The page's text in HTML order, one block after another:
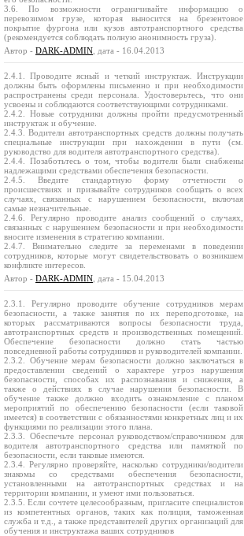
3.6. По возможности ограничивайте информацию о
перевозимом грузе, которая выносится на брезентовое
покрытие фургона или кузов автотранспортного средства
(рекомендуется соблюдать полную анонимность груза).
Автор - DARK-ADMIN , дата - 16.04.2013
2.4.1. Проводите ясный и четкий инструктаж. Инструкции
должны быть оформлены письменно и при необходимости
распространены среди персонала. Удостоверьтесь, что они
усвоены и соблюдаются соответствующими сотрудниками.
2.4.2. Новые сотрудники должны пройти предусмотренный
инструктаж и обучение.
2.4.3. Водители автотранспортных средств должны получать
специальные инструкции при нахождении в пути (см.
руководство для водителя автотранспортного средства).
2.4.4. Позаботьтесь о том, чтобы водители были снабжены
надлежащими средствами обеспечения безопасности.
2.4.5. Введите стандартную форму отчетности о
происшествиях и призывайте сотрудников сообщать о всех
случаях, связанных с нарушением безопасности, включая
самые незначительные.
2.4.6. Регулярно проводите анализ сообщений о случаях,
связанных с нарушением безопасности и при необходимости
вносите изменения в стратегию компании.
2.4.7. Внимательно следите за переменами в поведении
сотрудников, которые могут свидетельствовать о возникшем
конфликте интересов.
Автор - DARK-ADMIN , дата - 15.04.2013
2.3.1. Регулярно проводите обучение сотрудников мерам
безопасности, а также занятия по их переподготовке, на
которых рассматриваются вопросы безопасности труда,
автотранспортных средств и производственных помещений.
Обеспечение безопасности должно стать частью
повседневной работы сотрудников и руководителей компании.
2.3.2. Обучение мерам безопасности должно заключаться в
предоставлении сведений о характере угроз нарушения
безопасности, способах их распознавания и снижения, а
также о действиях в случае нарушения безопасности. В
обучение также должно входить ознакомление с планом
мероприятий по обеспечению безопасности (если таковой
имеется) в соответствии с обязанностями конкретных лиц и их
функциями по реализации этого плана.
2.3.3. Обеспечьте персонал руководством/справочником для
водителя автотранспортного средства или памяткой по
безопасности, если таковые имеются.
2.3.4. Регулярно проверяйте, насколько сотрудники/водители
знакомы со средствами обеспечения безопасности,
установленными на автотранспортных средствах и на
территории компании, и умеют ими пользоваться.
2.3.5. Если сочтете целесообразным, пригласите специалистов
из компетентных органов, таких как полиция, таможенная
служба и т.д., а также представителей других организаций для
обучения и инструктажа ваших сотрудников